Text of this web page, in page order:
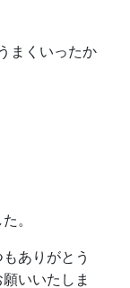
まくいったか
。
ありがとう
いいたしま